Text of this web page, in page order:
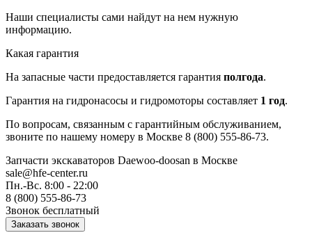
Наши специалисты сами найдут на нем нужную
информацию.
Какая гарантия
На запасные части предоставляется гарантия полгода.
Гарантия на гидронасосы и гидромоторы составляет 1 год.
По вопросам, связанным с гарантийным обслуживанием,
звоните по нашему номеру в Москве 8 (800) 555-86-73.
Запчасти экскаваторов Daewoo-doosan в Москве
sale@hfe-center.ru
Пн.-Вс. 8:00 - 22:00
8 (800) 555-86-73
Звонок бесплатный